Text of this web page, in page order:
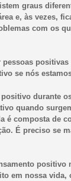
graus
e, às vezes,
com os
pessoas
se nós
positivo durante
quando
é composta de
É preciso se
positivo
em nossa